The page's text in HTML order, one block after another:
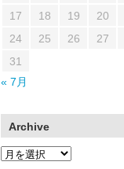
17
18 19 20
24
25 26 27
31
« 7月
Archive
Archive